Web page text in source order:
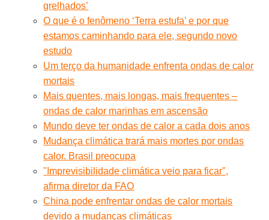
grelhados’
O que é o fenômeno ‘Terra estufa’ e por que
estamos caminhando para ele, segundo novo
estudo
Um terço da humanidade enfrenta ondas de calor
mortais
Mais quentes, mais longas, mais frequentes –
ondas de calor marinhas em ascensão
Mundo deve ter ondas de calor a cada dois anos
Mudança climática trará mais mortes por ondas
calor. Brasil preocupa
"Imprevisibilidade climática veio para ficar",
afirma diretor da FAO
China pode enfrentar ondas de calor mortais
devido a mudanças climáticas